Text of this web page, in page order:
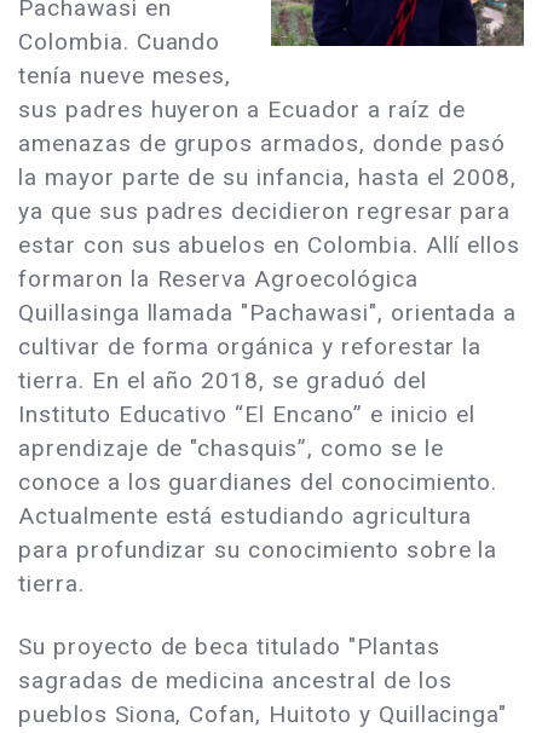
Pachawasi en
Colombia. Cuando
tenía nueve meses,
sus padres huyeron a Ecuador a raíz de
amenazas de grupos armados, donde pasó
la mayor parte de su infancia, hasta el 2008,
ya que sus padres decidieron regresar para
estar con sus abuelos en Colombia. Allí ellos
formaron la Reserva Agroecológica
Quillasinga llamada "Pachawasi", orientada a
cultivar de forma orgánica y reforestar la
tierra. En el año 2018, se graduó del
Instituto Educativo “El Encano” e inicio el
aprendizaje de "chasquis”, como se le
conoce a los guardianes del conocimiento.
Actualmente está estudiando agricultura
para profundizar su conocimiento sobre la
tierra.
Su proyecto de beca titulado "Plantas
sagradas de medicina ancestral de los
pueblos Siona, Cofan, Huitoto y Quillacinga"